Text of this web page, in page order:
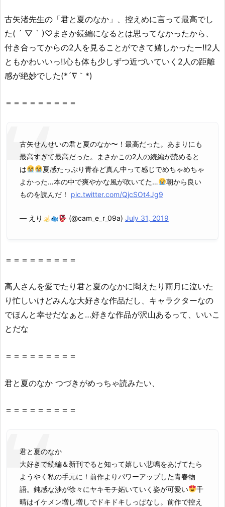
1.
『君
と
夏
の
主・
星
の
ロ
ミ
ロ
ン）
で
読
め
2.
『君
の
な
か』
を
違
古矢渚先生の 「君と 夏のなか 」、控えめに言って最高でし
た( ´ ▽ ` )♡まさか続編になるとは思ってなかったから、
付き合ってからの2人を見ることができて嬉しかったー‼︎2人
ともかわいいっ‼︎心も体も少しずつ近づいていく2人の距離
感が絶妙でした(*´∇｀*)
＝＝＝＝＝＝＝＝＝
古矢せんせいの君と夏のなか〜！最高だった。あまりにも
最高すぎて最高だった。まさかこの2人の続編が読めると
は
夏感たっぷり青春ど真ん中って感じでめちゃめちゃ
よかった…本の中で爽やかな風が吹いてた…
朝から良い
ものを読んだ！ pic.twitter.com/QjcSOt4Jg9
— えり (@cam_e_r_09a) July 31, 2019
＝＝＝＝＝＝＝＝＝
高人さんを愛でたり 君と 夏のなかに悶えたり雨月に泣いた
り忙しいけどみんな大好きな作品だし、キャラクターなの
でほんと幸せだなぁと…好きな作品が沢山あるって、いいこ
とだな
＝＝＝＝＝＝＝＝＝
君と 夏のなか つづきがめっちゃ読みたい、
＝＝＝＝＝＝＝＝＝
君と夏のなか
大好きで続編＆新刊でると知って嬉しい悲鳴をあげてたら
ようやく私の手元に！前作よりパワーアップした青春物
語。鈍感な渉が徐々にヤキモチ妬いていく姿が可愛い
千
晴はイケメン増し増しでドキドキしっぱなし。前作で控え